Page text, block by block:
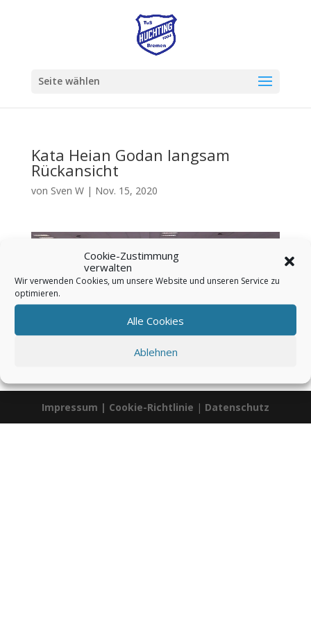
Cookie-Zustimmung
verwalten
Wir verwenden Cookies, um unsere Website und unseren Service zu
optimieren.
Alle Cookies
Ablehnen
Seite wählen
Kata Heian Godan langsam
Rückansicht
von Sven W| Nov. 15, 2020
Video-
Impressum | Cookie-Richtlinie | Datenschutz